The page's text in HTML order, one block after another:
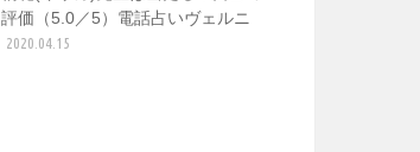
評価（5.0／5）電話占いヴェルニ
2020.04.15